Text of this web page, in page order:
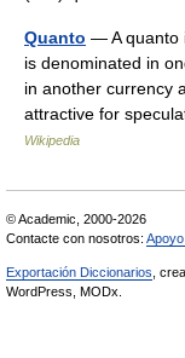
Quanto — A quanto
is denominated in
in another currency
attractive for
Wikipedia
© Academic, 2000-2026
Contacte con nosotros:
Exportación Diccionarios ,
WordPress, MODx.